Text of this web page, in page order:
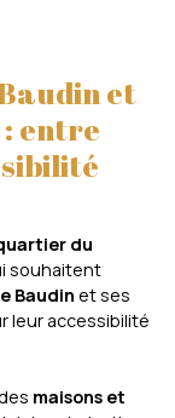
et
entre
du
souhaitent
Baudin et ses
leur accessibilité
maisons et